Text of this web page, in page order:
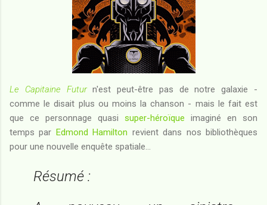
Le Capitaine Futurn'est peut-être pas de notre galaxie -
comme le disait plus ou moins la chanson - mais le fait est
que ce personnage quasi super-héroïque imaginé en son
temps par Edmond Hamilton revient dans nos bibliothèques
pour une nouvelle enquête spatiale...
Résumé :